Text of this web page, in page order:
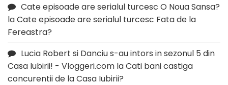
Cate episoade are serialul turcesc O Noua Sansa?
laCate episoade are serialul turcesc Fata de la
Fereastra?
Lucia Robert si Danciu s-au intors in sezonul 5 din
Casa Iubirii! - Vloggeri.com laCati bani castiga
concurentii de la Casa Iubirii?